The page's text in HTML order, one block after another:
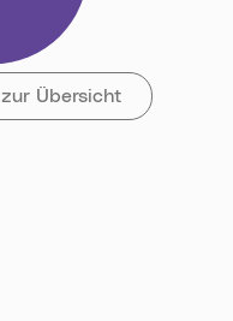
zur Übersicht